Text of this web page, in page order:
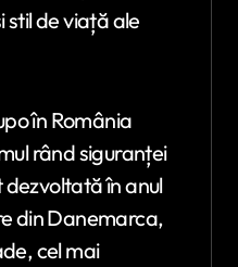
stil de viață ale
în România
rând siguranței
în anul
din Danemarca,
cel mai